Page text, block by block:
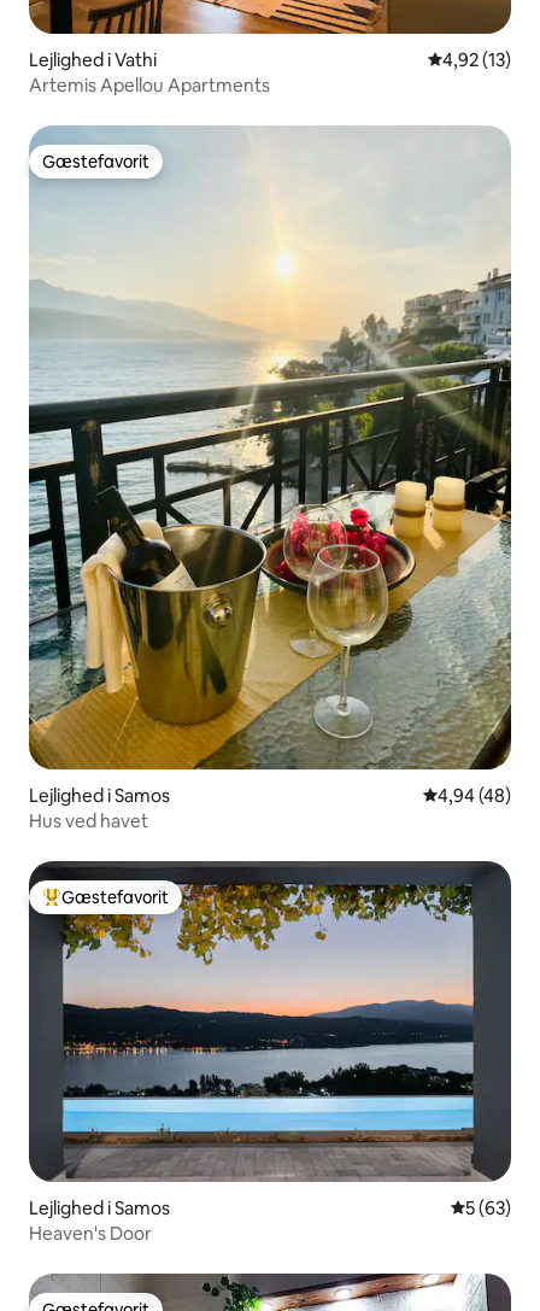
Lejlighed i Vathi 4,92 ud af 5
4,92 (13)
Artemis Apellou Apartments
Gæstefavorit
Gæstefavorit
Lejlighed i Samos 4,94 ud af 5 i
4,94 (48)
Hus ved havet
Bedste gæstefavorit
Gæstefavorit
Lejlighed i Samos 5 ud af 5 i
5 (63)
Heaven's Door